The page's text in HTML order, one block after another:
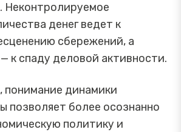
Неконтролируемое
денег ведет к
сбережений, а
к спаду деловой активности.
понимание динамики
позволяет более осознанно
политику и